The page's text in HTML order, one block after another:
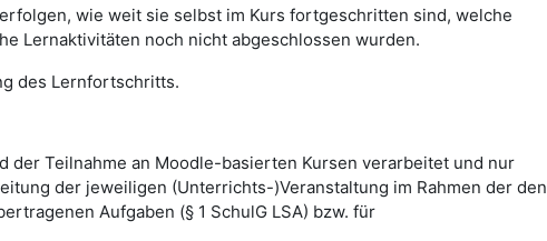
wie weit sie selbst im Kurs fortgeschritten sind, welche
Lernaktivitäten noch nicht abgeschlossen wurden.
des Lernfortschritts.
Teilnahme an Moodle-basierten Kursen verarbeitet und nur
der jeweiligen (Unterrichts-)Veranstaltung im Rahmen der den
Aufgaben (§ 1 SchulG LSA) bzw. für